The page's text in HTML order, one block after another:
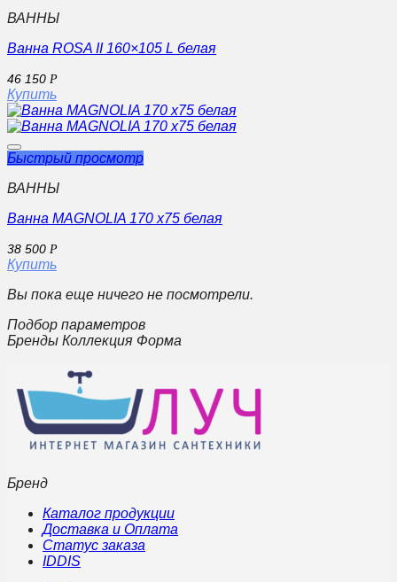
ВАННЫ
Ванна ROSA II 160×105 L белая
46 150 Р
Купить
Быстрый просмотр
ВАННЫ
Ванна MAGNOLIA 170 x75 белая
38 500 Р
Купить
Вы пока еще ничего не посмотрели.
Подбор параметров
Бренды Коллекция Форма
Бренд
Каталог продукции
Доставка и Оплата
Статус заказа
IDDIS